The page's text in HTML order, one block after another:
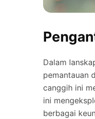
Dalam
pemantauan
canggih ini
ini
berbagai